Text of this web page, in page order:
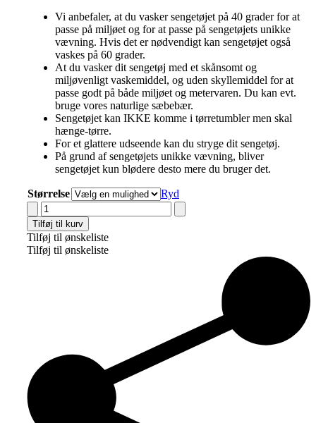
Vi anbefaler, at du vasker sengetøjet på 40 grader for at
passe på miljøet og for at passe på sengetøjets unikke
vævning. Hvis det er nødvendigt kan sengetøjet også
vaskes på 60 grader.
At du vasker dit sengetøj med et skånsomt og
miljøvenligt vaskemiddel, og uden skyllemiddel for at
passe godt på både miljøet og metervaren. Du kan evt.
bruge vores naturlige sæbebær.
Sengetøjet kan IKKE komme i tørretumbler men skal
hænge-tørre.
For et glattere udseende kan du stryge dit sengetøj.
På grund af sengetøjets unikke vævning, bliver
sengetøjet kun blødere desto mere du bruger det.
Størrelse
Ryd
Cocoon
Company
Sengesæt
Flamingo
Pink
Tilføj til kurv
Tilføj til ønskeliste
Tilføj til ønskeliste